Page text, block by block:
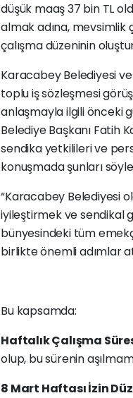
düşük maaş 37 bin TL
almak adına, mevsimlik
çalışma düzeninin
Karacabey Belediyesi ve
toplu iş sözleşmesi
anlaşmayla ilgili önceki
Belediye Başkanı Fatih
sendika yetkilileri ve
konuşmada şunları
“Karacabey Belediyesi
iyileştirmek ve sendikal
bünyesindeki tüm
birlikte önemli adımlar
Bu kapsamda:
Haftalık Çalışma
olup, bu sürenin
8 Mart Haftası İzin